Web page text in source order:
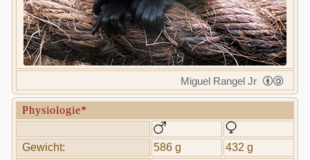
Miguel Rangel Jr
Physiologie*
Gewicht: 586 g
432 g